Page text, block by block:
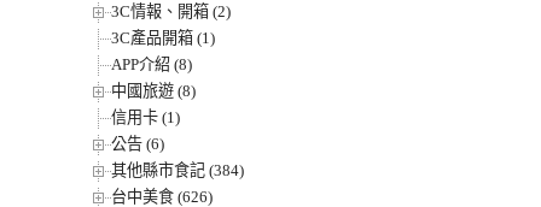
3C情報、開箱 (2)
3C產品開箱 (1)
APP介紹 (8)
中國旅遊 (8)
信用卡 (1)
公告 (6)
其他縣市食記 (384)
台中美食 (626)